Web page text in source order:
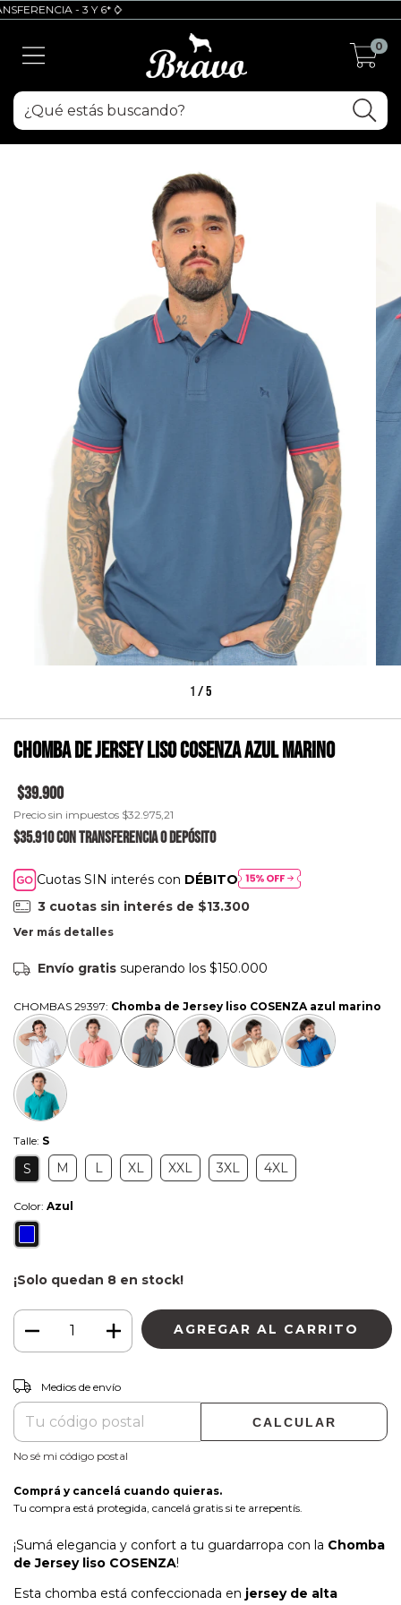
- 3 Y 6* CUOTAS SIN INTERES (6 con mínimo de $100.000)
0
1 /5
Chomba de Jersey liso COSENZA azul marino
$39.900
Precio sin impuestos $32.975,21
$35.910conTransferencia o depósito
Cuotas SIN interés con DÉBITO
3 cuotas sin interés de $13.300
Ver más detalles
Envío gratis superando los $150.000
CHOMBAS 29397: Chomba de Jersey liso COSENZA azul marino
Talle: S
S M L XL XXL 3XL 4XL
Color: Azul
¡Solo quedan 8 en stock!
Entregas para el CP:
Medios de envío
CALCULAR
No sé mi código postal
Comprá y cancelá cuando quieras.
Tu compra está protegida, cancelá gratis si te arrepentís.
¡Sumá elegancia y confort a tu guardarropa con la Chomba
de Jersey liso COSENZA!
Esta chomba está confeccionada en jersey de alta